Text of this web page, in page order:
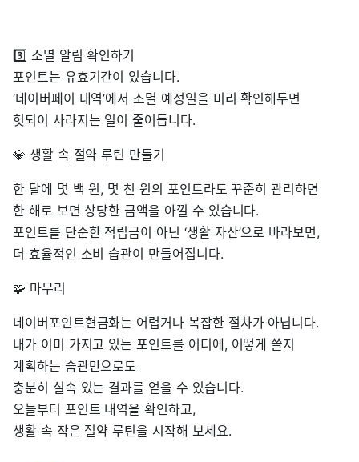
3️⃣ 소멸 알림 확인하기
포인트는 유효기간이 있습니다.
‘네이버페이 내역’에서 소멸 예정일을 미리 확인해두면
헛되이 사라지는 일이 줄어듭니다.
💎 생활 속 절약 루틴 만들기
한 달에 몇 백 원, 몇 천 원의 포인트라도 꾸준히 관리하면
한 해로 보면 상당한 금액을 아낄 수 있습니다.
포인트를 단순한 적립금이 아닌 ‘생활 자산’으로 바라보면,
더 효율적인 소비 습관이 만들어집니다.
🧩 마무리
네이버포인트현금화는 어렵거나 복잡한 절차가 아닙니다.
내가 이미 가지고 있는 포인트를 어디에, 어떻게 쓸지
계획하는 습관만으로도
충분히 실속 있는 결과를 얻을 수 있습니다.
오늘부터 포인트 내역을 확인하고,
생활 속 작은 절약 루틴을 시작해 보세요.